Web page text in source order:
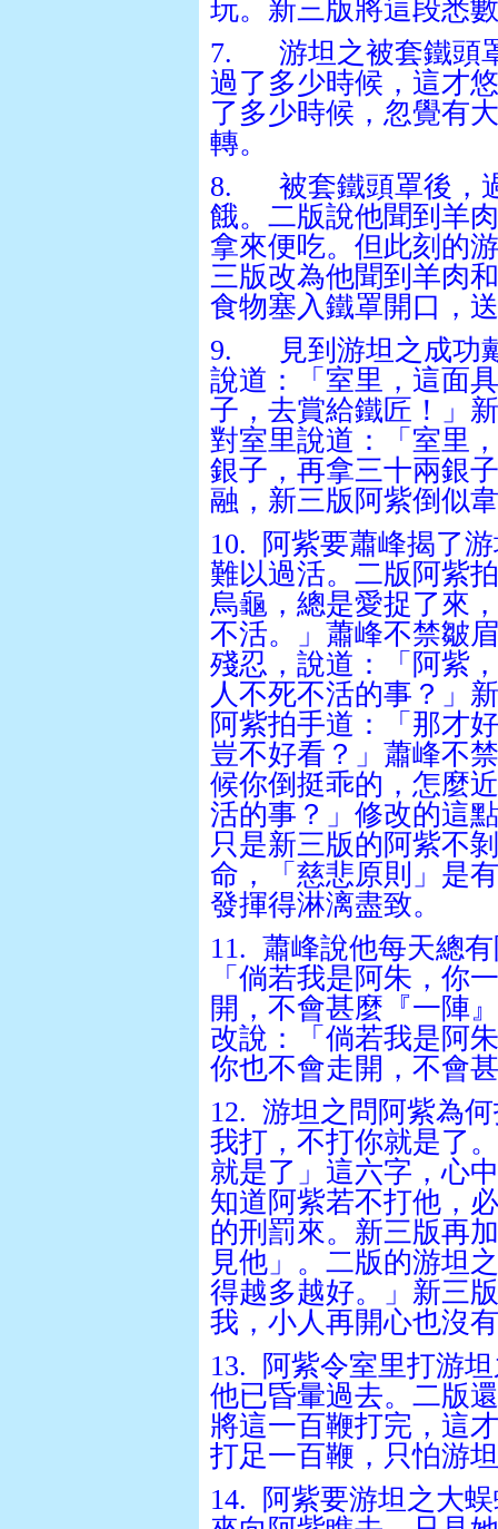
玩。新三版將這段悉
7.
游坦之被套鐵頭
過了多少時候，這才
了多少時候，忽覺有
轉。
8.
被套鐵頭罩後，
餓。二版說他聞到羊
拿來便吃。但此刻的
三版改為他聞到羊肉
食物塞入鐵罩開口，
9.
見到游坦之成功
說道：「室里，這面
子，去賞給鐵匠！」
對室里說道：「室里
銀子，再拿三十兩銀
融，新三版阿紫倒似
10.
阿紫要蕭峰揭了
難以過活。二版阿紫
烏龜，總是愛捉了來
不活。」蕭峰不禁皺
殘忍，說道：「阿紫
人不死不活的事？」
阿紫拍手道：「那才
豈不好看？」蕭峰不
候你倒挺乖的，怎麼
活的事？」修改的這
只是新三版的阿紫不
命，「慈悲原則」是
發揮得淋漓盡致。
11. 蕭峰說他每天總
「倘若我是阿朱，你
開，不會甚麼『一陣
改說：「倘若我是阿
你也不會走開，不會
12. 游坦之問阿紫為
我打，不打你就是了
就是了」這六字，心
知道阿紫若不打他，
的刑罰來。新三版再
見他」。二版的游坦
得越多越好。」新三
我，小人再開心也沒
13.
阿紫令室里打游
他已昏暈過去。二版
將這一百鞭打完，這
打足一百鞭，只怕游
14.
阿紫要游坦之大